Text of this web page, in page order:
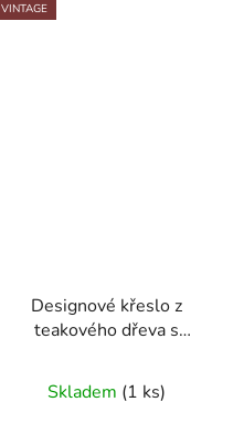
VINTAGE
Designové křeslo z
teakového dřeva s
Skladem (1 ks)